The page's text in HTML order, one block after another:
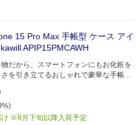
15 Pro Max 手帳型 ケース アイ
APIP15PMCAWH
だから、スマートフォンにもお化粧を
を引き立てるおしゃれで豪華な手帳型
※8月下旬以降入荷予定